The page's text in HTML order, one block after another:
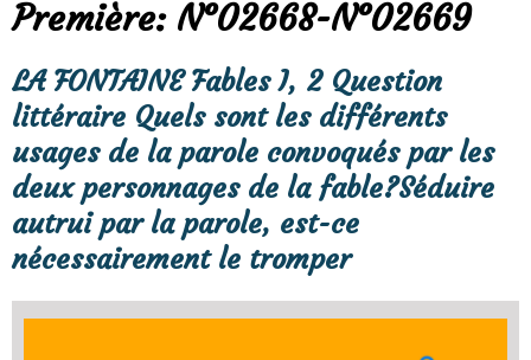
Première: N°02668-N°02669
LA FONTAINE Fables I, 2 Question
littéraire Quels sont les différents
usages de la parole convoqués par les
deux personnages de la fable?Séduire
autrui par la parole, est-ce
nécessairement le tromper